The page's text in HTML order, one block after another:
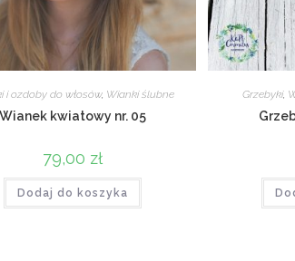
i ozdoby do włosów, Wianki ślubne
Wianek kwiatowy nr. 05
79,00 zł
Dodaj do koszyka
Grzebyki,